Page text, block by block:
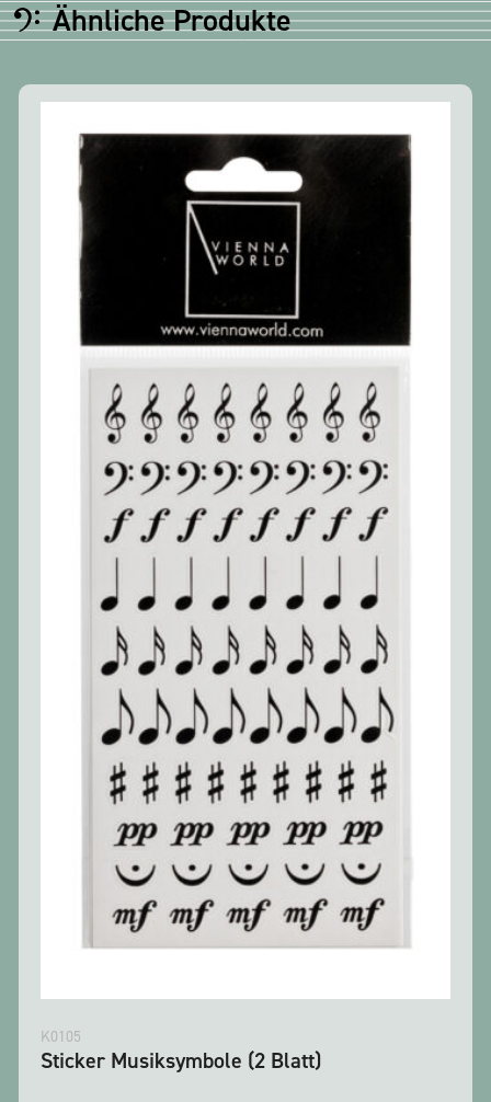
Ähnliche Produkte
K0105
Sticker Musiksymbole (2 Blatt)